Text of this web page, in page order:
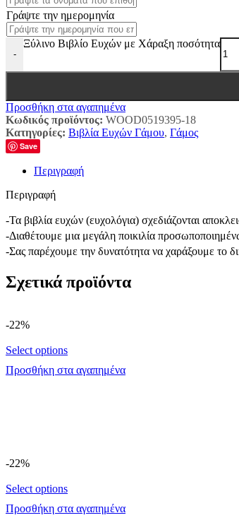
Γράψτε την ημερομηνία
-
Ξύλινο Βιβλίο Ευχών με Χάραξη ποσότητα
Προσθήκη στα αγαπημένα
Κωδικός προϊόντος: WOOD0519395-18
Κατηγορίες: Βιβλία Ευχών Γάμου, Γάμος
Save
Περιγραφή
Περιγραφή
-Τα βιβλία ευχών (ευχολόγια) σχεδιάζονται
-Διαθέτουμε μια μεγάλη ποικιλία
-Σας παρέχουμε την δυνατότητα να χαράξουμε το
Σχετικά προϊόντα
-22%
Select options
Προσθήκη στα αγαπημένα
-22%
Select options
Προσθήκη στα αγαπημένα